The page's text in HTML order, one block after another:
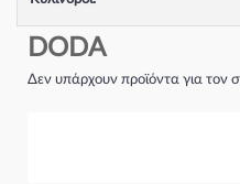
Τύπος κινητήρα:
DODA
Δεν υπάρχουν προϊόντα για τον